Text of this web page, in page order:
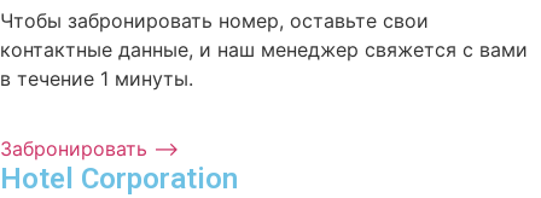
Чтобы забронировать номер, оставьте свои
контактные данные, и наш менеджер свяжется с вами
в течение 1 минуты.
Забронировать ⟶
Hotel Corporation